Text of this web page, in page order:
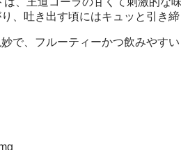
、吐き出す頃にはキュッと引き
で、フルーティーかつ飲みやす